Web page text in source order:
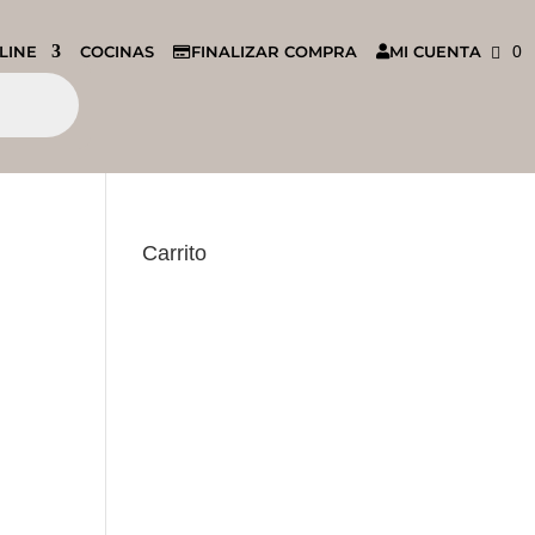
COCINAS FINALIZAR COMPRA MI CUENTA 0
Carrito